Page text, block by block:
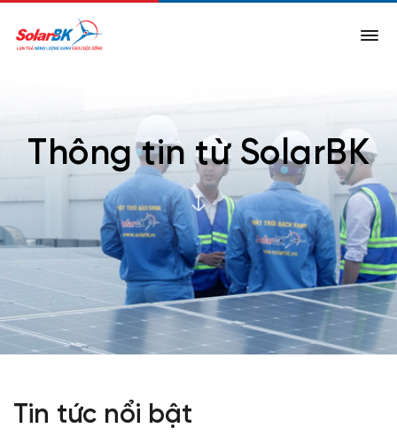
Thông tin từ SolarBK
Tin tức nổi bật